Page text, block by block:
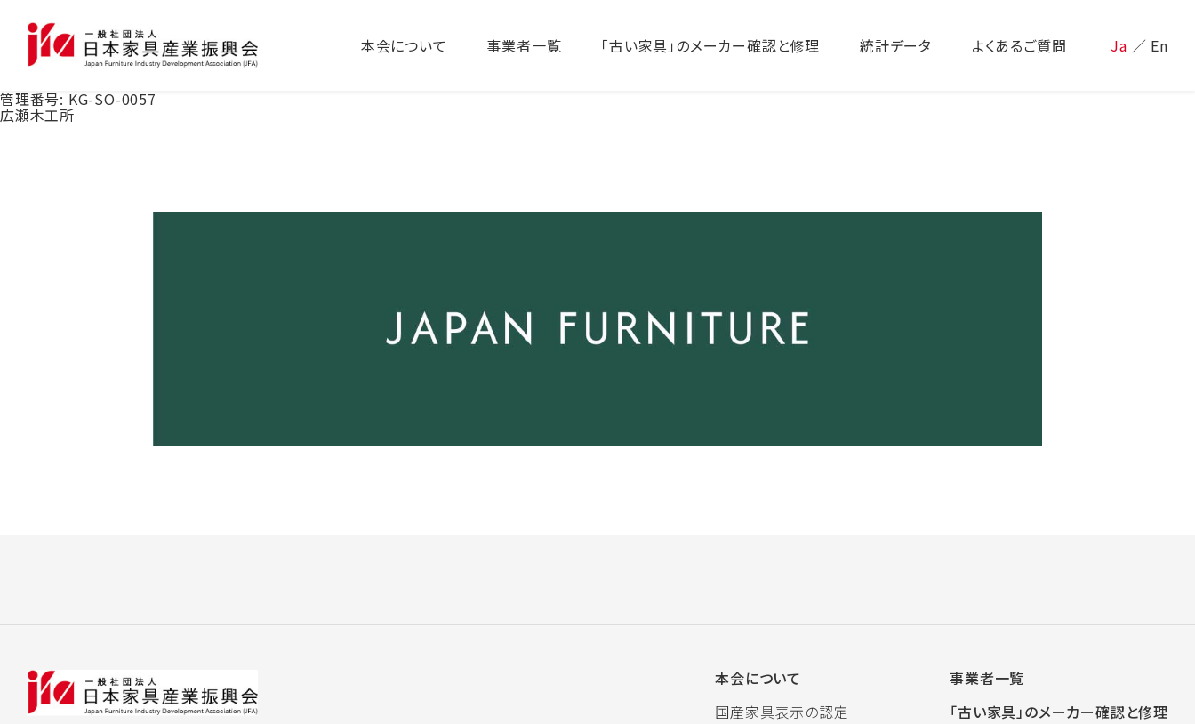
本会について 事業者一覧 「古い家具」のメーカー確認と修理 統計データ よくあるご質問 Ja ／ En
管理番号: KG-SO-0057
広瀬木工所
本会について
国産家具表示の認定
事業者一覧
「古い家具」のメーカー確認と修理